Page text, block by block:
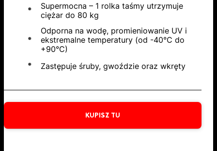
Supermocna – 1 rolka taśmy utrzymuje
ciężar do 80 kg
Odporna na wodę, promieniowanie UV i
ekstremalne temperatury (od -40°C do
+90°C)
Zastępuje śruby, gwoździe oraz wkręty
KUPISZ TU